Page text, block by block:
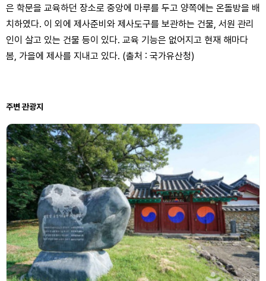
은 학문을 교육하던 장소로 중앙에 마루를 두고 양쪽에는 온돌방을 배
치하였다. 이 외에 제사준비와 제사도구를 보관하는 건물, 서원 관리
인이 살고 있는 건물 등이 있다. 교육 기능은 없어지고 현재 해마다
봄, 가을에 제사를 지내고 있다. (출처 : 국가유산청)
주변 관광지